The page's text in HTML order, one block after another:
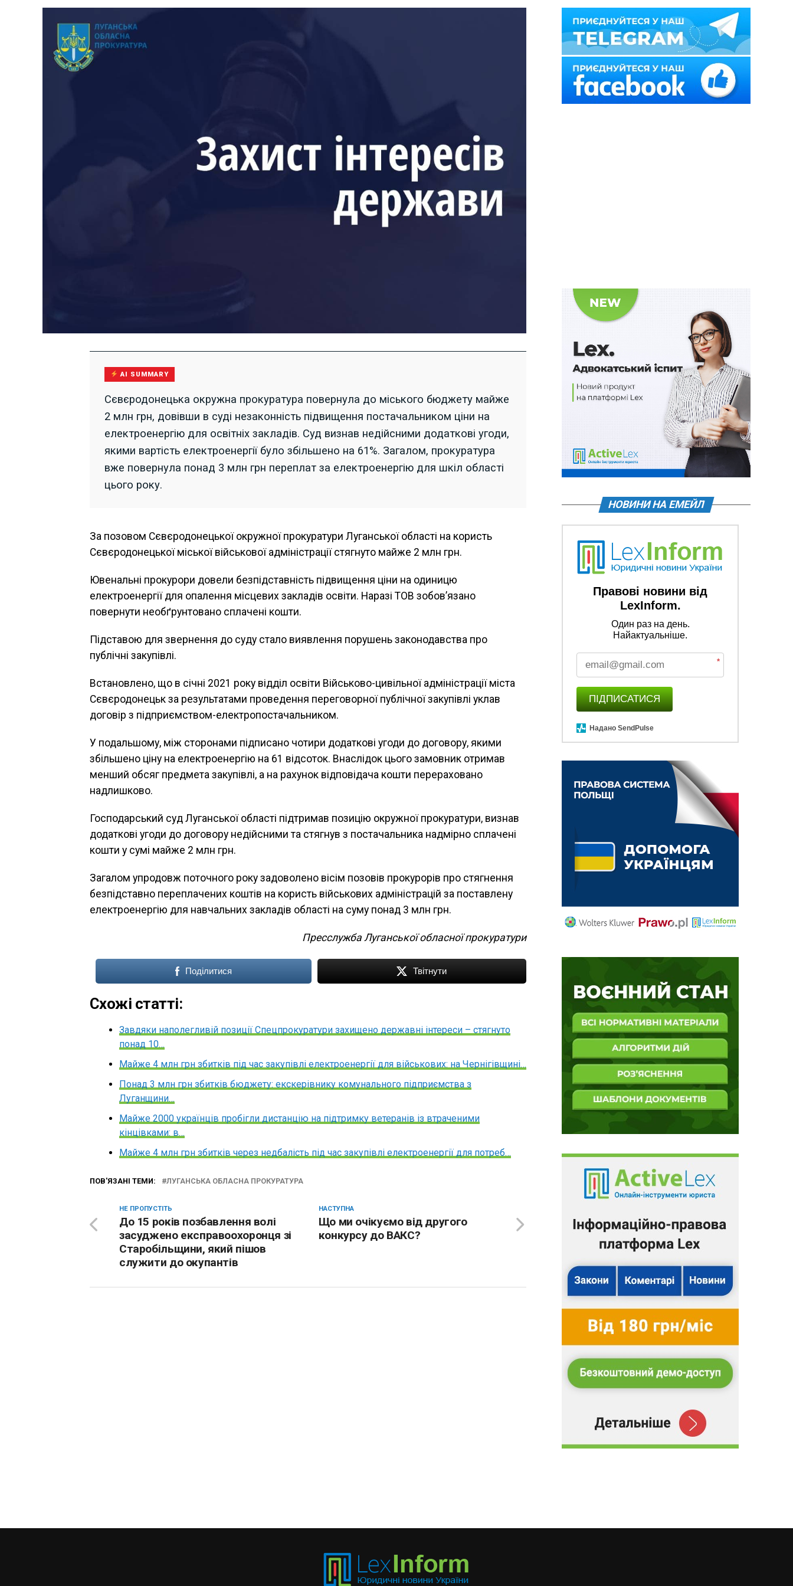
AI SUMMARY
Сєвєродонецька окружна прокуратура повернула до міського бюджету майже
2 млн грн, довівши в суді незаконність підвищення постачальником ціни на
електроенергію для освітніх закладів. Суд визнав недійсними додаткові угоди,
якими вартість електроенергії було збільшено на 61%. Загалом, прокуратура
вже повернула понад 3 млн грн переплат за електроенергію для шкіл області
цього року.
За позовом Сєвєродонецької окружної прокуратури Луганської області на користь
Сєвєродонецької міської військової адміністрації стягнуто майже 2 млн грн.
Ювенальні прокурори довели безпідставність підвищення ціни на одиницю
електроенергії для опалення місцевих закладів освіти. Наразі ТОВ зобов’язано
повернути необґрунтовано сплачені кошти.
Підставою для звернення до суду стало виявлення порушень законодавства про
публічні закупівлі.
Встановлено, що в січні 2021 року відділ освіти Військово-цивільної адміністрації міста
Сєвєродонецьк за результатами проведення переговорної публічної закупівлі уклав
договір з підприємством-електропостачальником.
У подальшому, між сторонами підписано чотири додаткові угоди до договору, якими
збільшено ціну на електроенергію на 61 відсоток. Внаслідок цього замовник отримав
менший обсяг предмета закупівлі, а на рахунок відповідача кошти перераховано
надлишково.
Господарський суд Луганської області підтримав позицію окружної прокуратури, визнав
додаткові угоди до договору недійсними та стягнув з постачальника надмірно сплачені
кошти у сумі майже 2 млн грн.
Загалом упродовж поточного року задоволено вісім позовів прокурорів про стягнення
безпідставно переплачених коштів на користь військових адміністрацій за поставлену
електроенергію для навчальних закладів області на суму понад 3 млн грн.
Пресслужба Луганської обласної прокуратури
Поділитися Твітнути
Схожі статті:
Завдяки наполегливій позиції Спецпрокуратури захищено державні інтереси – стягнуто
понад 10…
Майже 4 млн грн збитків під час закупівлі електроенергії для військових: на Чернігівщині…
Понад 3 млн грн збитків бюджету: екскерівнику комунального підприємства з
Луганщини…
Майже 2000 українців пробігли дистанцію на підтримку ветеранів із втраченими
кінцівками: в…
Майже 4 млн грн збитків через недбалість під час закупівлі електроенергії для потреб…
ПОВ'ЯЗАНІ ТЕМИ: ЛУГАНСЬКА ОБЛАСНА ПРОКУРАТУРА
НАСТУПНА
Що ми очікуємо від другого
конкурсу до ВАКС?
НЕ ПРОПУСТІТЬ
До 15 років позбавлення волі
засуджено експравоохоронця зі
Старобільщини, який пішов
служити до окупантів
НОВИНИ НА ЕМЕЙЛ
Правові новини від
LexInform.
Один раз на день.
Найактуальніше.
*
ПІДПИСАТИСЯ
Надано SendPulse